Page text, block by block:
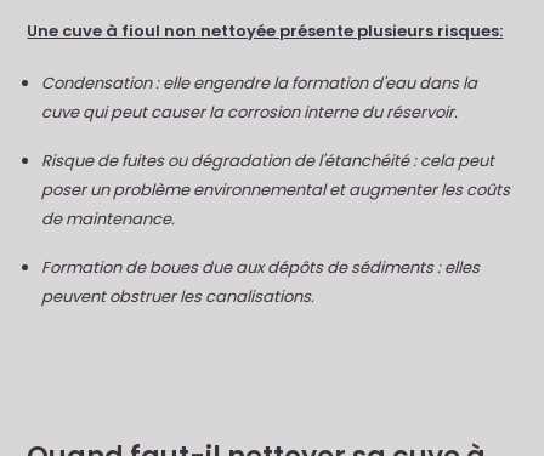
Une cuve à fioul non nettoyée présente plusieurs risques:
Condensation : elle engendre la formation d'eau dans la
cuve qui peut causer la corrosion interne du réservoir.
Risque de fuites ou dégradation de l'étanchéité : cela peut
poser un problème environnemental et augmenter les coûts
de maintenance.
Formation de boues due aux dépôts de sédiments : elles
peuvent obstruer les canalisations.